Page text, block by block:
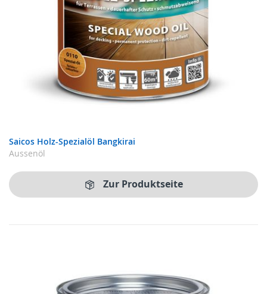
Saicos Holz-Spezialöl Bangkirai
Aussenöl
Zur Produktseite